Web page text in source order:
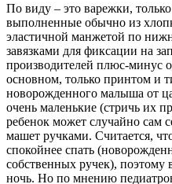
По виду – это варежки,
выполненные обычно из
эластичной манжетой по
завязками для фиксации на
производителей плюс-минус
основном, только принтом и
новорожденного малыша от
очень маленькие (стричь их
ребенок может случайно сам
машет ручками. Считается,
спокойнее спать
собственных ручек), поэтому
ночь. Но по мнению